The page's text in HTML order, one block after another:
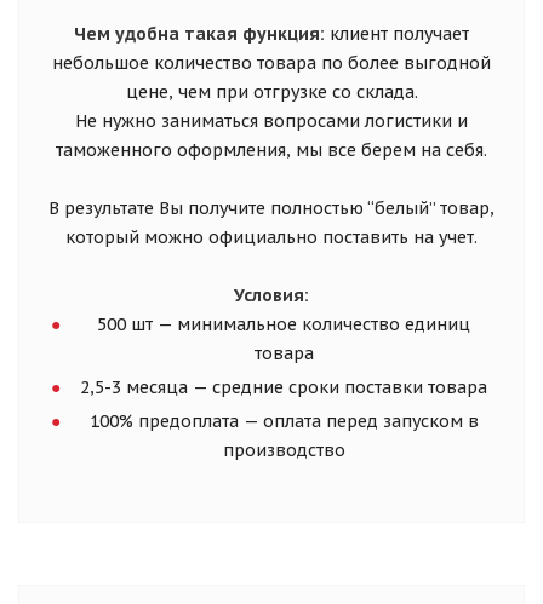
Чем удобна такая функция: клиент получает
небольшое количество товара по более выгодной
цене, чем при отгрузке со склада.
Не нужно заниматься вопросами логистики и
таможенного оформления, мы все берем на себя.
В результате Вы получите полностью “белый” товар,
который можно официально поставить на учет.
Условия:
500 шт — минимальное количество единиц
товара
2,5-3 месяца — средние сроки поставки товара
100% предоплата — оплата перед запуском в
производство